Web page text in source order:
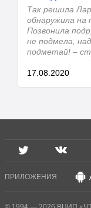
Так решила
обнаружила на
Позвонила
не подмела,
подметай! –
17.08.2020
ПРИЛОЖЕНИЯ